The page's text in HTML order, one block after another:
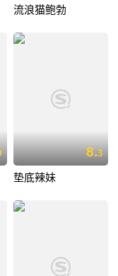
流浪猫鲍勃
8.3
垫底辣妹